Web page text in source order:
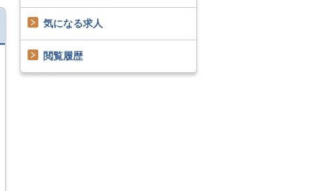
気になる求人
閲覧履歴